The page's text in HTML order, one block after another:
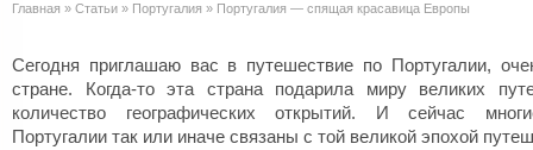
Главная » Статьи » Португалия » Португалия — спящая красавица Европы
Сегодня приглашаю вас в путешествие по Португалии,
стране. Когда-то эта страна подарила миру великих
количество географических открытий. И сейчас
Португалии так или иначе связаны с той великой эпохой